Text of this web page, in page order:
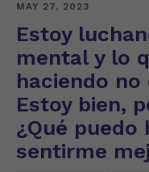
MAY 27, 2023
Estoy
mental y lo
haciendo
Estoy bien,
¿Qué puedo
sentirme